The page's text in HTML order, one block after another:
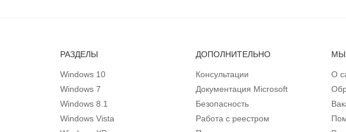
РАЗДЕЛЫ
Windows 10
Windows 7
Windows 8.1
Windows Vista
ДОПОЛНИТЕЛЬНО
Консультации
Документация Microsoft
Безопасность
Работа с реестром
МЫ
О